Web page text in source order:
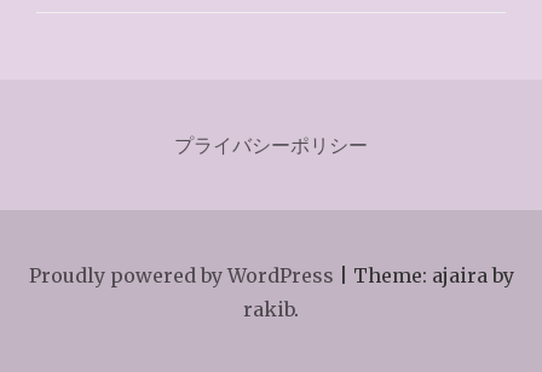
プライバシーポリシー
Proudly powered by WordPress
Theme: ajaira by
rakib.